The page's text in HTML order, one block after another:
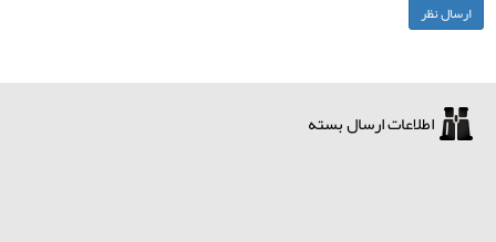
اطلاعات ارسال بسته